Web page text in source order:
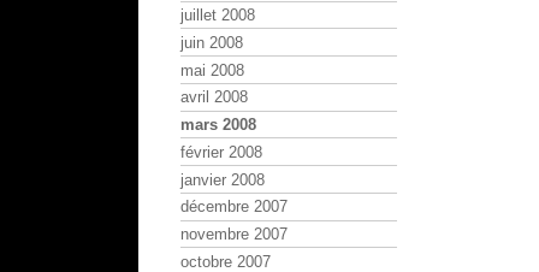
juillet 2008
juin 2008
mai 2008
avril 2008
mars 2008
février 2008
janvier 2008
décembre 2007
novembre 2007
octobre 2007